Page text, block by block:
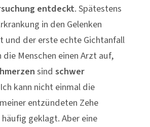
entdeckt. Spätestens
in den Gelenken
und der erste echte Gichtanfall
Menschen einen Arzt auf,
sind schwer
kann nicht einmal die
entzündeten Zehe
geklagt. Aber eine